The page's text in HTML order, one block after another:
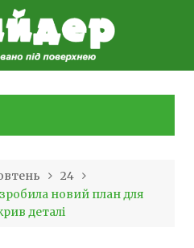
24
новий план для
деталі